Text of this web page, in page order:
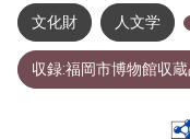
文化財 人文学
収録:福岡市博物館収